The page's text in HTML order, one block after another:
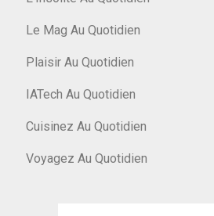
Le Mag Au Quotidien
Plaisir Au Quotidien
IATech Au Quotidien
Cuisinez Au Quotidien
Voyagez Au Quotidien